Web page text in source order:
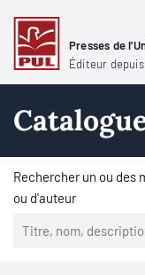
Presses de
Éditeur depuis
Rechercher un ou des
ou d'auteur